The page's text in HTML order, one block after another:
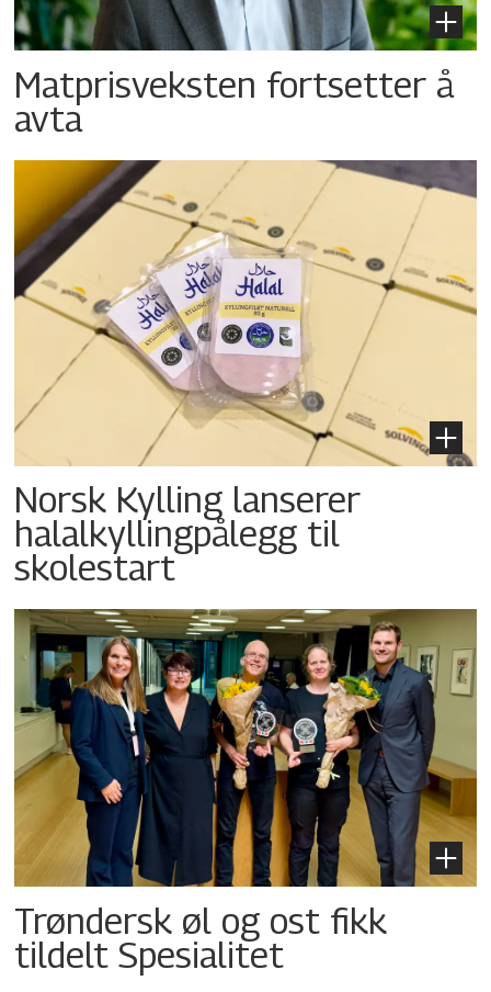
Matprisveksten fortsetter å
avta
Norsk Kylling lanserer
halalkyllingpålegg til
skolestart
Trøndersk øl og ost fikk
tildelt Spesialitet